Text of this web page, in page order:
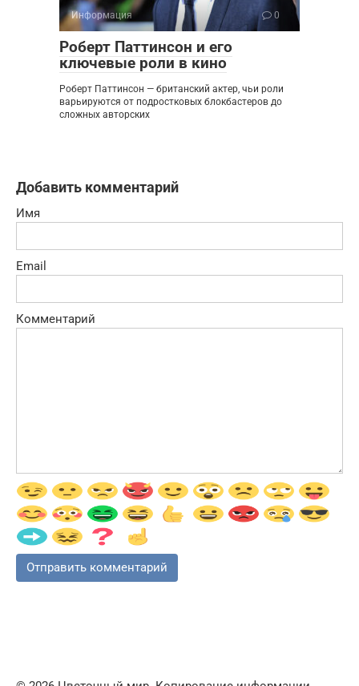
Информация 0
Роберт Паттинсон и его
ключевые роли в кино
Роберт Паттинсон — британский актер, чьи роли
варьируются от подростковых блокбастеров до
сложных авторских
Добавить комментарий
Имя
Email
Комментарий